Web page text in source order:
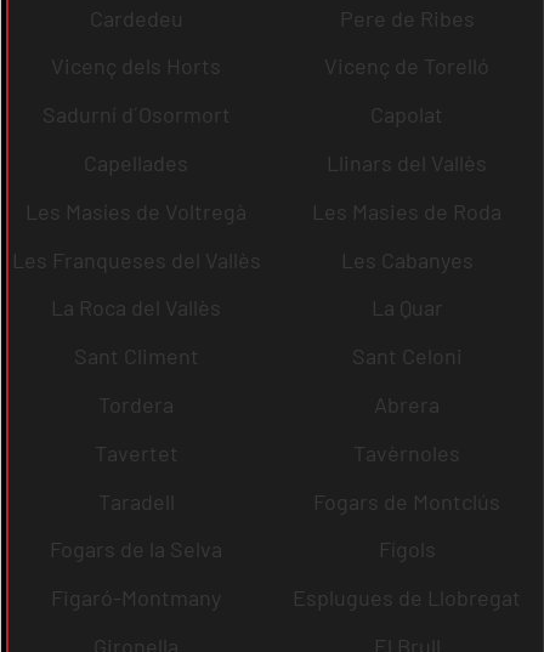
Cardedeu
Pere de Ribes
Vicenç dels Horts
Vicenç de Torelló
Sadurní d´Osormort
Capolat
Capellades
Llinars del Vallès
Les Masíes de Voltregà
Les Masies de Roda
Les Franqueses del Vallès
Les Cabanyes
La Roca del Vallès
La Quar
Sant Climent
Sant Celoni
Tordera
Abrera
Tavertet
Tavèrnoles
Taradell
Fogars de Montclús
Fogars de la Selva
Fígols
Figaró-Montmany
Esplugues de Llobregat
Gironella
El Brull